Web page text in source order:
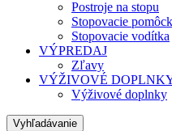
Postroje na stopu
Stopovacie
Stopovacie vodítka
VÝPREDAJ
Zľavy
VÝŽIVOVÉ
Výživové doplnky
Vyhľadávanie